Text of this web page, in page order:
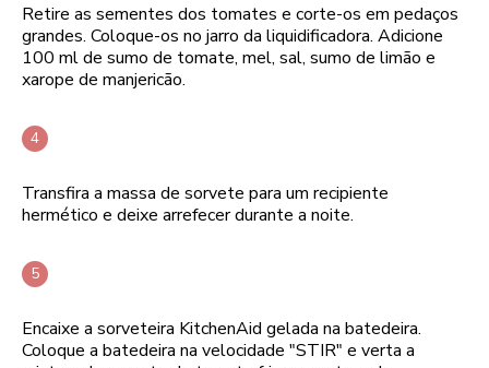
Retire as sementes dos tomates e corte-os em pedaços
grandes. Coloque-os no jarro da liquidificadora. Adicione
100 ml de sumo de tomate, mel, sal, sumo de limão e
xarope de manjericão.
Transfira a massa de sorvete para um recipiente
hermético e deixe arrefecer durante a noite.
Encaixe a sorveteira KitchenAid gelada na batedeira.
Coloque a batedeira na velocidade "STIR" e verta a